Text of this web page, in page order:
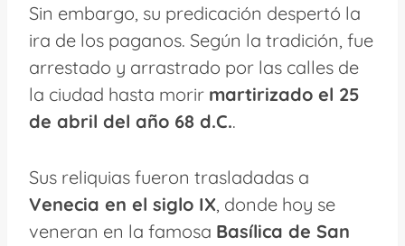
Sin embargo, su predicación despertó la
ira de los paganos. Según la tradición, fue
arrestado y arrastrado por las calles de
la ciudad hasta morir martirizado el 25
de abril del año 68 d.C..
Sus reliquias fueron trasladadas a
Venecia en el siglo IX, donde hoy se
veneran en la famosa Basílica de San